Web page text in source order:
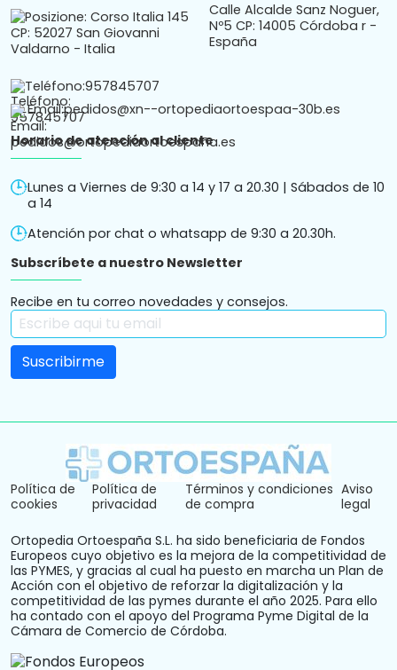
Calle Alcalde Sanz Noguer,
Nº5 CP: 14005 Córdoba r -
España
Teléfono:957845707
Email:pedidos@xn--ortopediaortoespaa-30b.es
Horario de atención al cliente
Lunes a Viernes de 9:30 a 14 y 17 a 20.30 | Sábados de 10
a 14
Atención por chat o whatsapp de 9:30 a 20.30h.
Subscríbete a nuestro Newsletter
Recibe en tu correo novedades y consejos.
Política de
cookies
Política de
privacidad
Términos y condiciones
de compra
Aviso
legal
Ortopedia Ortoespaña S.L. ha sido beneficiaria de Fondos
Europeos cuyo objetivo es la mejora de la competitividad de
las PYMES, y gracias al cual ha puesto en marcha un Plan de
Acción con el objetivo de reforzar la digitalización y la
competitividad de las pymes durante el año 2025. Para ello
ha contado con el apoyo del Programa Pyme Digital de la
Cámara de Comercio de Córdoba.